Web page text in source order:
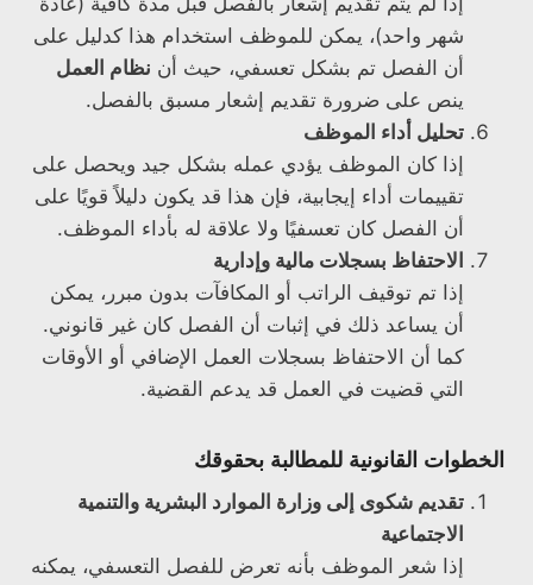
شهر واحد)، يمكن للموظف استخدام هذا كدليل على
أن الفصل تم بشكل تعسفي، حيث أن نظام العمل
ينص على ضرورة تقديم إشعار مسبق بالفصل.
تحليل أداء الموظف
إذا كان الموظف يؤدي عمله بشكل جيد ويحصل على
تقييمات أداء إيجابية، فإن هذا قد يكون دليلاً قويًا على
أن الفصل كان تعسفيًا ولا علاقة له بأداء الموظف.
الاحتفاظ بسجلات مالية وإدارية
إذا تم توقيف الراتب أو المكافآت بدون مبرر، يمكن
أن يساعد ذلك في إثبات أن الفصل كان غير قانوني.
كما أن الاحتفاظ بسجلات العمل الإضافي أو الأوقات
التي قضيت في العمل قد يدعم القضية.
الخطوات القانونية للمطالبة بحقوقك
تقديم شكوى إلى وزارة الموارد البشرية والتنمية
الاجتماعية
إذا شعر الموظف بأنه تعرض للفصل التعسفي، يمكنه